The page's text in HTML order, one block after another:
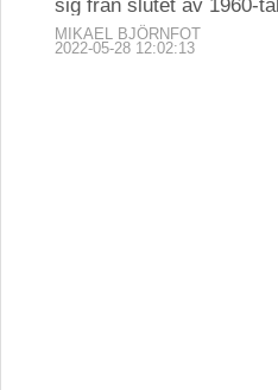
sig från slutet av 1960-
MIKAEL BJÖRNFOT
2022-05-28 12:02:13